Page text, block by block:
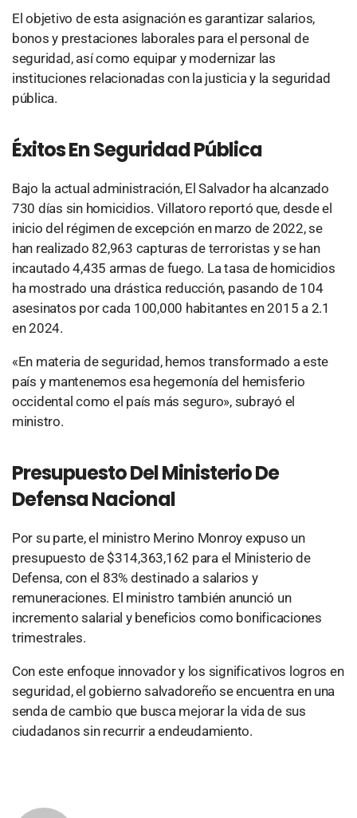
El objetivo de esta asignación es garantizar salarios,
bonos y prestaciones laborales para el personal de
seguridad, así como equipar y modernizar las
instituciones relacionadas con la justicia y la seguridad
pública.
Éxitos En Seguridad Pública
Bajo la actual administración, El Salvador ha alcanzado
730 días sin homicidios. Villatoro reportó que, desde el
inicio del régimen de excepción en marzo de 2022, se
han realizado 82,963 capturas de terroristas y se han
incautado 4,435 armas de fuego. La tasa de homicidios
ha mostrado una drástica reducción, pasando de 104
asesinatos por cada 100,000 habitantes en 2015 a 2.1
en 2024.
«En materia de seguridad, hemos transformado a este
país y mantenemos esa hegemonía del hemisferio
occidental como el país más seguro», subrayó el
ministro.
Presupuesto Del Ministerio De
Defensa Nacional
Por su parte, el ministro Merino Monroy expuso un
presupuesto de $314,363,162 para el Ministerio de
Defensa, con el 83% destinado a salarios y
remuneraciones. El ministro también anunció un
incremento salarial y beneficios como bonificaciones
trimestrales.
Con este enfoque innovador y los significativos logros en
seguridad, el gobierno salvadoreño se encuentra en una
senda de cambio que busca mejorar la vida de sus
ciudadanos sin recurrir a endeudamiento.